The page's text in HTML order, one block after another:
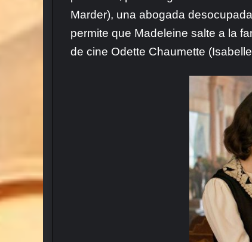
Marder), una abogada
permite que Madeleine salte a la
de cine Odette Chaumette